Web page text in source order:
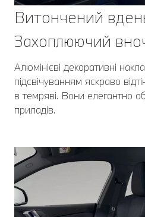
Витончений
Захоплюючий
Алюмінієві декоративні
підсвічуванням яскраво
в темряві. Вони елегантно
приладів.